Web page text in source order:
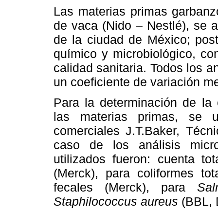
Las materias primas
de vaca (Nido – Nestlé), se
de la ciudad de México;
químico y microbiológico,
calidad sanitaria. Todos los
un coeficiente de variación
Para la determinación de la
las materias primas, se
comerciales J.T.Baker,
caso de los análisis
utilizados fueron: cuenta
(Merck), para coliformes
fecales (Merck), para
Staphilococcus aureus (BBL,